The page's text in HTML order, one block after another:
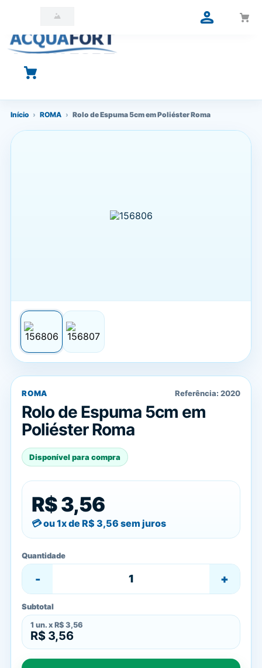
O que você está procurando?
Início › ROMA › Rolo de Espuma 5cm em Poliéster Roma
ROMA Referência: 2020
Rolo de Espuma 5cm em
Poliéster Roma
Disponível para compra
R$ 3,56
ou 1x de R$ 3,56 sem juros
Quantidade
- +
Subtotal
1 un. x R$ 3,56
R$ 3,56